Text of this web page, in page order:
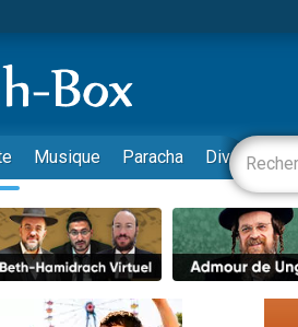
pauvres d'Israel
ans, dans un appartement insalubre
et le Birkat Hamazone à travers le
jambe de Yohan
Musique Paracha